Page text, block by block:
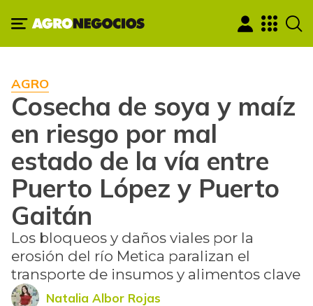
AGRO
Cosecha de soya y maíz
en riesgo por mal
estado de la vía entre
Puerto López y Puerto
Gaitán
Los bloqueos y daños viales por la
erosión del río Metica paralizan el
transporte de insumos y alimentos clave
Natalia Albor Rojas